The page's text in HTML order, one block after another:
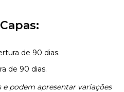
de 90 dias.
de 90 dias.
e podem apresentar variações